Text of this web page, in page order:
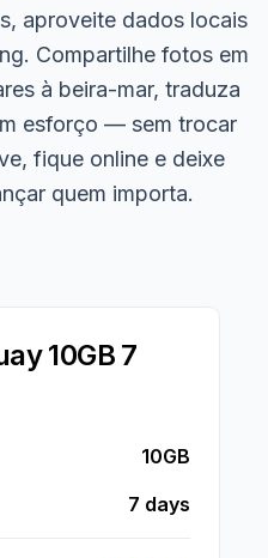
aproveite dados locais
Compartilhe fotos em
à beira-mar, traduza
esforço — sem trocar
fique online e deixe
quem importa.
10GB 7
10GB
7 days